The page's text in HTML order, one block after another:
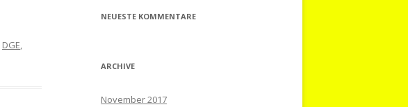
DGE,
NEUESTE KOMMENTARE
ARCHIVE
November 2017